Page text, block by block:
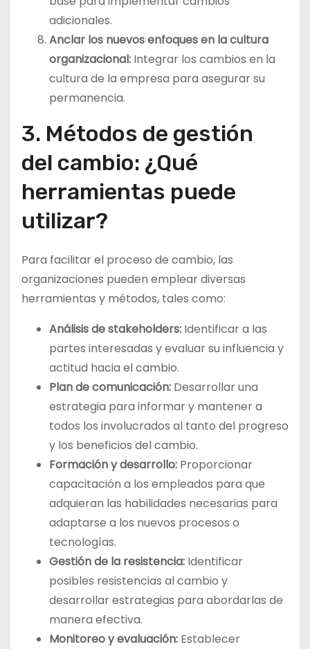
adicionales.
Anclar los nuevos enfoques en la cultura
organizacional: Integrar los cambios en la
cultura de la empresa para asegurar su
permanencia.
3. Métodos de gestión
del cambio: ¿Qué
herramientas puede
utilizar?
Para facilitar el proceso de cambio, las
organizaciones pueden emplear diversas
herramientas y métodos, tales como:
Análisis de stakeholders: Identificar a las
partes interesadas y evaluar su influencia y
actitud hacia el cambio.
Plan de comunicación: Desarrollar una
estrategia para informar y mantener a
todos los involucrados al tanto del progreso
y los beneficios del cambio.
Formación y desarrollo: Proporcionar
capacitación a los empleados para que
adquieran las habilidades necesarias para
adaptarse a los nuevos procesos o
tecnologías.
Gestión de la resistencia: Identificar
posibles resistencias al cambio y
desarrollar estrategias para abordarlas de
manera efectiva.
Monitoreo y evaluación: Establecer